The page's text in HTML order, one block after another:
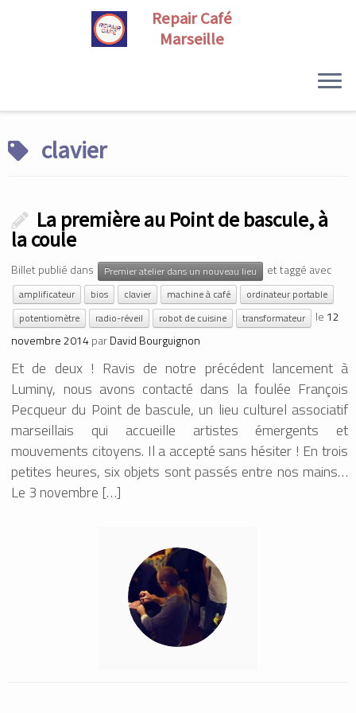
to
contentclavier
La première au Point de bascule, à
la coule
Billet publié dans Premier atelier dans un nouveau lieu et taggé avec
amplificateur bios clavier machine à café
ordinateur portable
potentiomètre
radio-réveil robot de cuisine transformateur le 12
novembre 2014parDavid Bourguignon
Et de deux ! Ravis de notre précédent lancement à
Luminy, nous avons contacté dans la foulée François
Pecqueur du Point de bascule, un lieu culturel associatif
marseillais qui accueille artistes émergents et
mouvements citoyens. Il a accepté sans hésiter ! En trois
petites heures, six objets sont passés entre nos mains…
Le 3 novembre […]